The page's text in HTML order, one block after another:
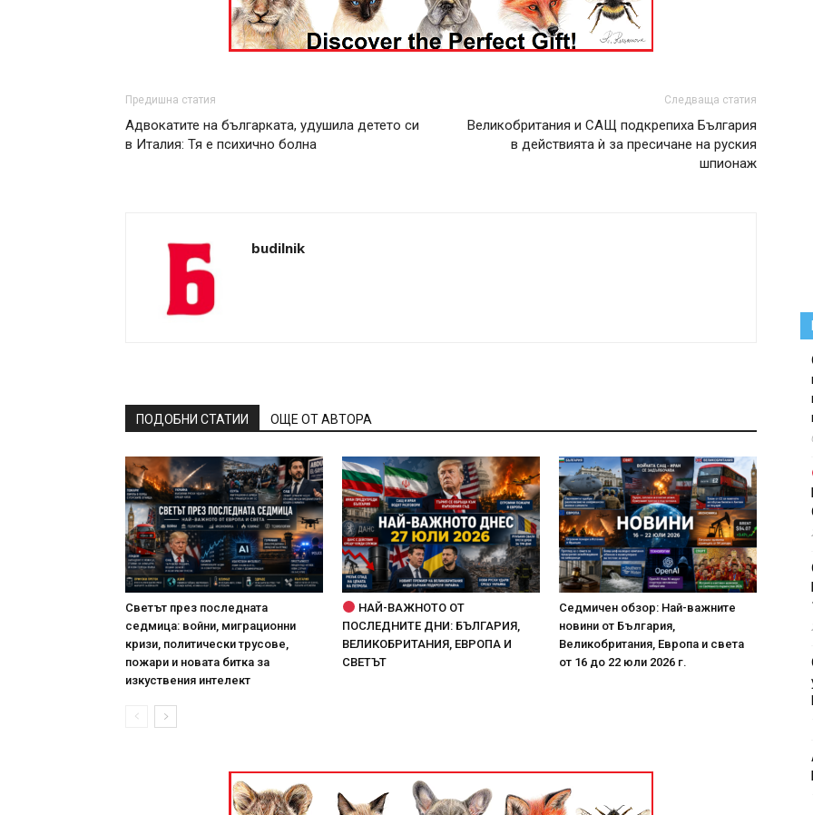
Предишна статия
Адвокатите на българката, удушила детето си
в Италия: Тя е психично болна
Следваща статия
Великобритания и САЩ подкрепиха България
в действията ѝ за пресичане на руския
шпионаж
budilnik
ПОДОБНИ СТАТИИ ОЩЕ ОТ АВТОРА
Светът през последната
седмица: войни, миграционни
кризи, политически трусове,
пожари и новата битка за
изкуствения интелект
НАЙ-ВАЖНОТО ОТ
ПОСЛЕДНИТЕ ДНИ: БЪЛГАРИЯ,
ВЕЛИКОБРИТАНИЯ, ЕВРОПА И
СВЕТЪТ
Седмичен обзор: Най-важните
новини от България,
Великобритания, Европа и света
от 16 до 22 юли 2026 г.